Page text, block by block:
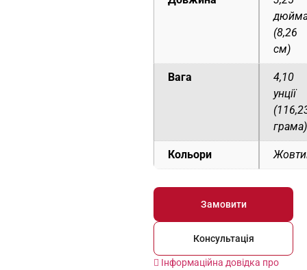
(8,26
см)
Вага
4,10
унції
грама)
Кольори
Замовити
Консультація
Інформаційна довідка про